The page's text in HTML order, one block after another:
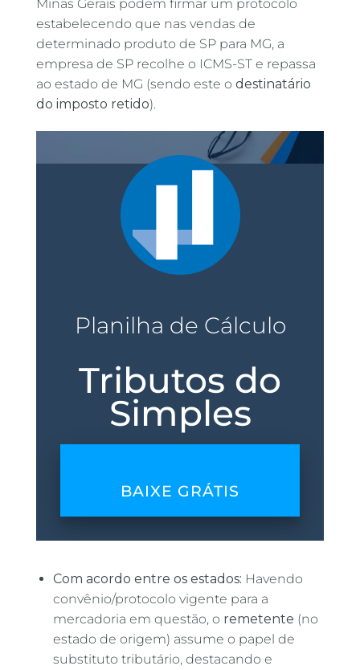
Minas Gerais podem firmar um protocolo
estabelecendo que nas vendas de
determinado produto de SP para MG, a
empresa de SP recolhe o ICMS-ST e repassa
ao estado de MG (sendo este o destinatário
do imposto retido).
Planilha de Cálculo
Tributos do
Simples
BAIXE GRÁTIS
Com acordo entre os estados: Havendo
convênio/protocolo vigente para a
mercadoria em questão, o remetente (no
estado de origem) assume o papel de
substituto tributário, destacando e